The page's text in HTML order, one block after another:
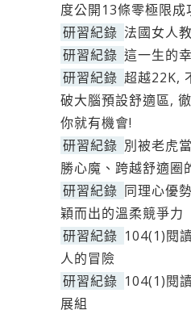
度公開13條零極限成
研習紀錄 法國女人
研習紀錄 這一生的
研習紀錄 超越22K,
破大腦預設舒適區,
你就有機會!
研習紀錄 別被老虎
勝心魔、跨越舒適圈
研習紀錄 同理心優
穎而出的溫柔競爭力
研習紀錄 104(1)閱
人的冒險
研習紀錄 104(1)閱
展組